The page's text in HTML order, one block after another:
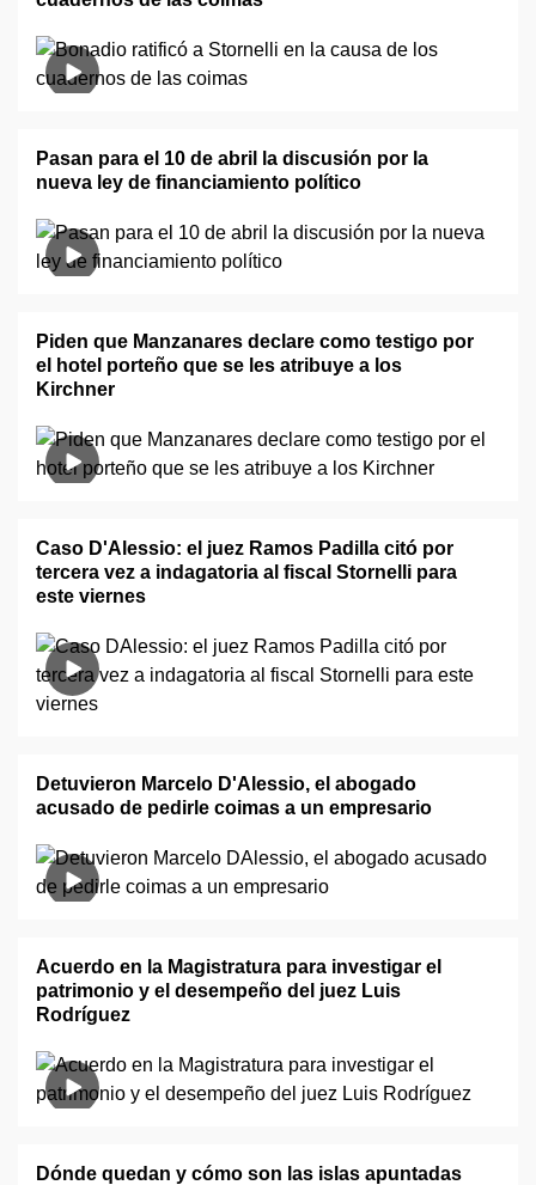
Pasan para el 10 de abril la discusión por la
nueva ley de financiamiento político
Piden que Manzanares declare como testigo por
el hotel porteño que se les atribuye a los
Kirchner
Caso D'Alessio: el juez Ramos Padilla citó por
tercera vez a indagatoria al fiscal Stornelli para
este viernes
Detuvieron Marcelo D'Alessio, el abogado
acusado de pedirle coimas a un empresario
Acuerdo en la Magistratura para investigar el
patrimonio y el desempeño del juez Luis
Rodríguez
Dónde quedan y cómo son las islas apuntadas